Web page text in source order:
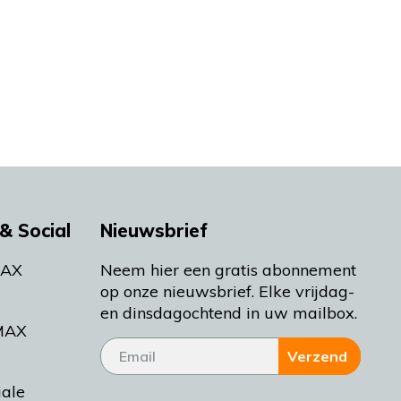
Social Nieuwsbrief
Neem hier een gratis abonnement
op onze nieuwsbrief. Elke vrijdag-
en dinsdagochtend in uw mailbox.
Verzend